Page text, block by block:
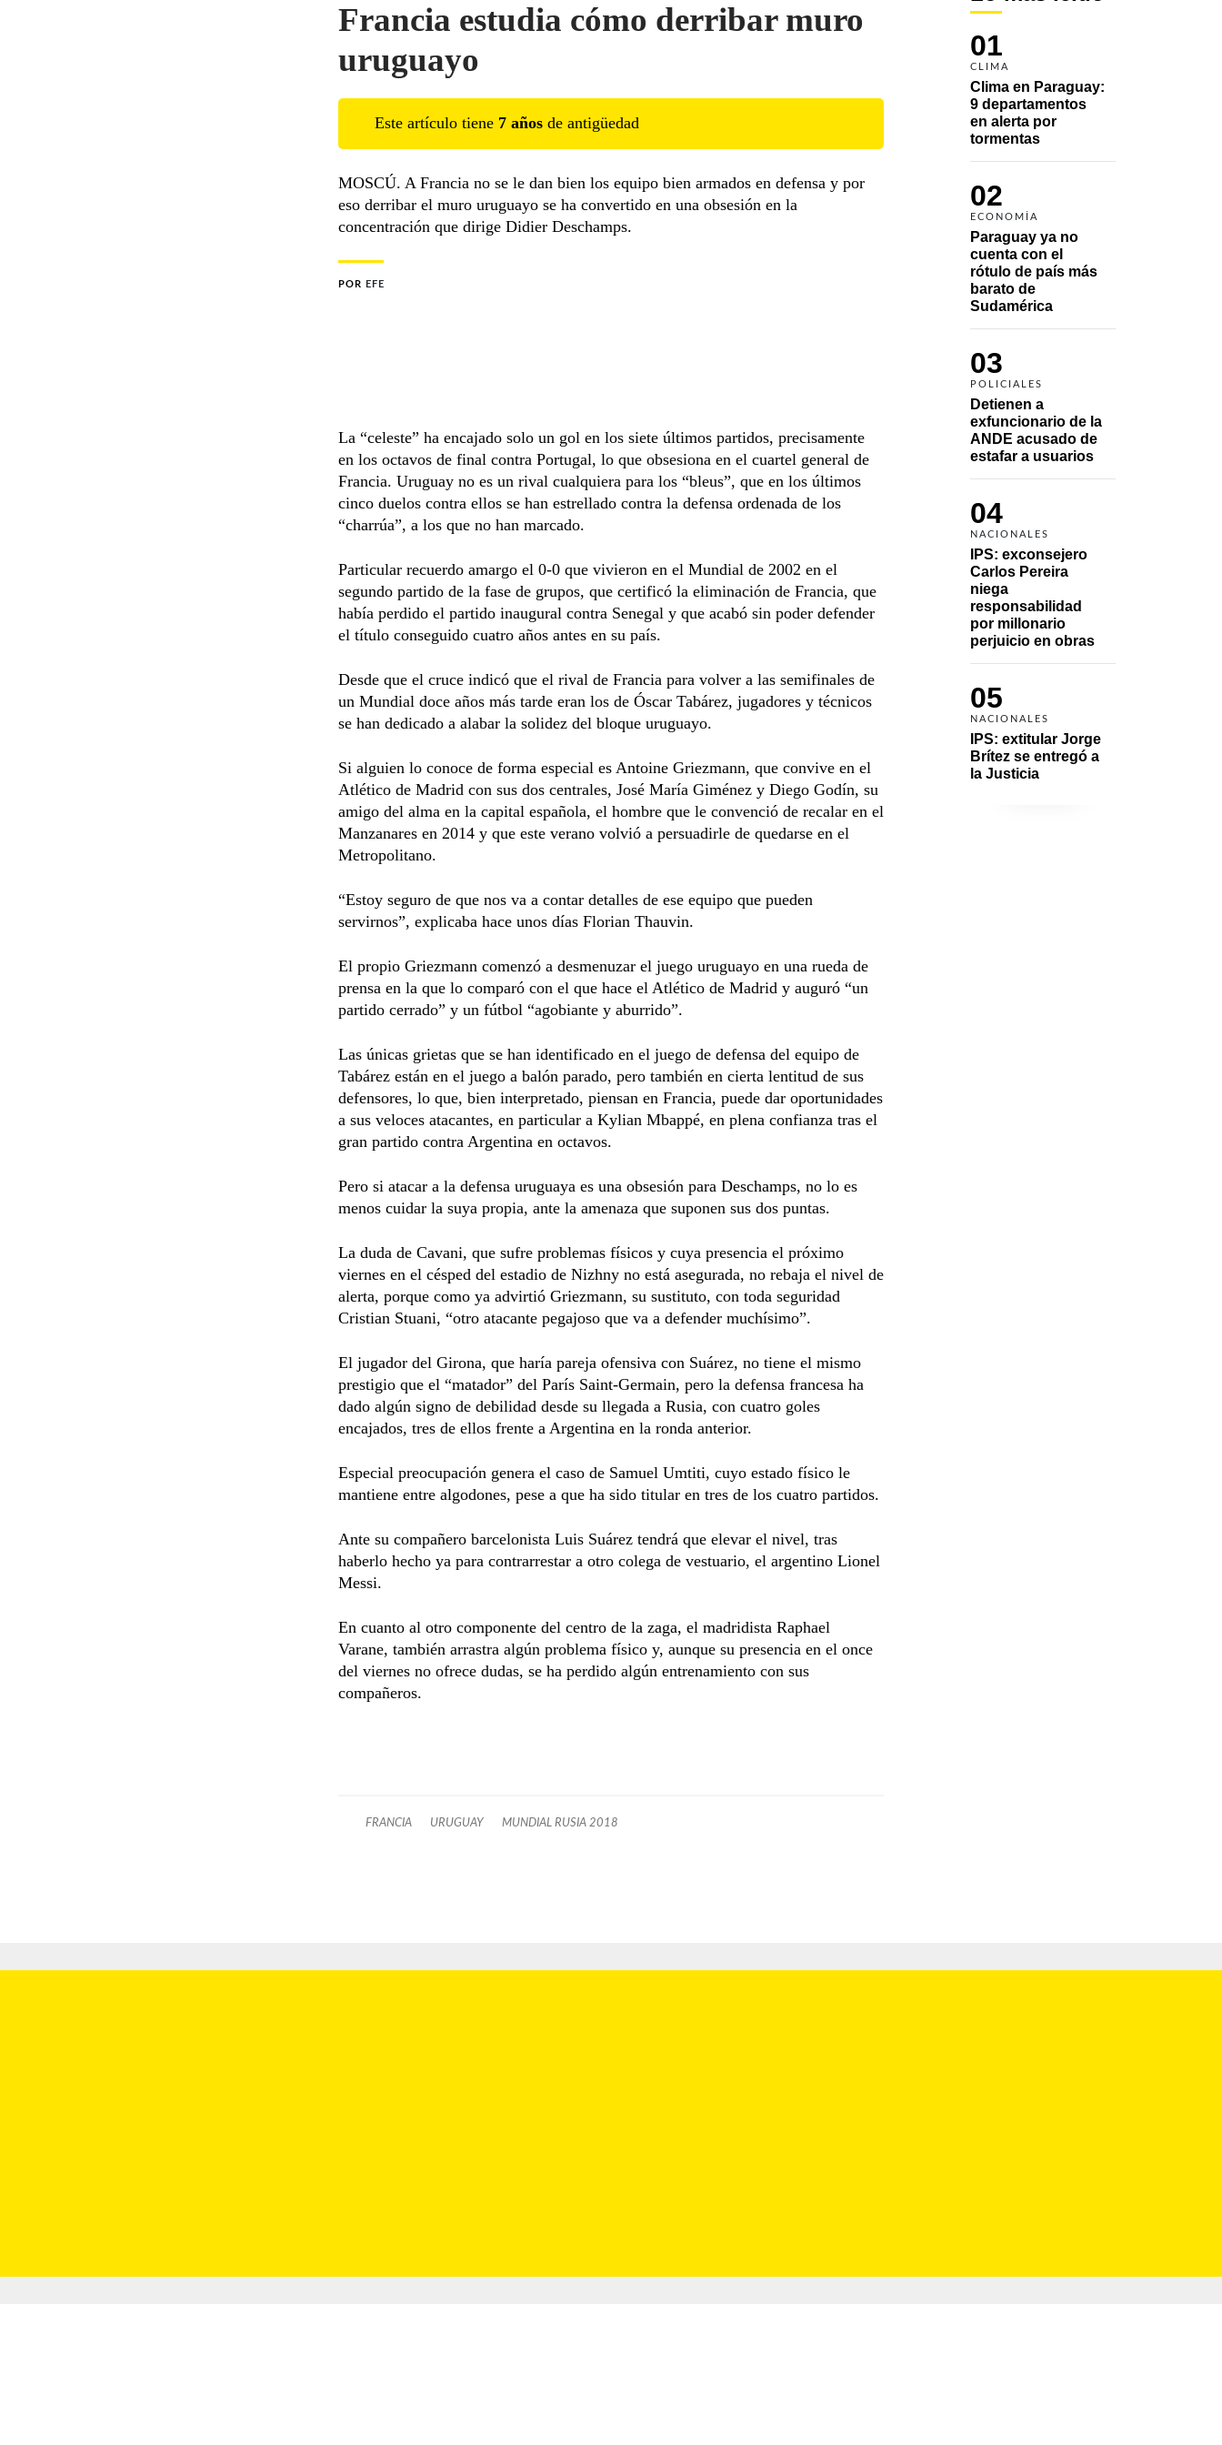
01
CLIMA
Clima en Paraguay:
9 departamentos
en alerta por
tormentas
02
ECONOMÍA
Paraguay ya no
cuenta con el
rótulo de país más
barato de
Sudamérica
03
POLICIALES
Detienen a
exfuncionario de la
ANDE acusado de
estafar a usuarios
04
NACIONALES
IPS: exconsejero
Carlos Pereira
niega
responsabilidad
por millonario
perjuicio en obras
05
NACIONALES
IPS: extitular Jorge
Brítez se entregó a
la Justicia
Francia estudia cómo derribar muro
uruguayo
Este artículo tiene 7 años de antigüedad
MOSCÚ. A Francia no se le dan bien los equipo bien armados en defensa y por
eso derribar el muro uruguayo se ha convertido en una obsesión en la
concentración que dirige Didier Deschamps.
POR EFE
La “celeste” ha encajado solo un gol en los siete últimos partidos, precisamente
en los octavos de final contra Portugal, lo que obsesiona en el cuartel general de
Francia. Uruguay no es un rival cualquiera para los “bleus”, que en los últimos
cinco duelos contra ellos se han estrellado contra la defensa ordenada de los
“charrúa”, a los que no han marcado.
Particular recuerdo amargo el 0-0 que vivieron en el Mundial de 2002 en el
segundo partido de la fase de grupos, que certificó la eliminación de Francia, que
había perdido el partido inaugural contra Senegal y que acabó sin poder defender
el título conseguido cuatro años antes en su país.
Desde que el cruce indicó que el rival de Francia para volver a las semifinales de
un Mundial doce años más tarde eran los de Óscar Tabárez, jugadores y técnicos
se han dedicado a alabar la solidez del bloque uruguayo.
Si alguien lo conoce de forma especial es Antoine Griezmann, que convive en el
Atlético de Madrid con sus dos centrales, José María Giménez y Diego Godín, su
amigo del alma en la capital española, el hombre que le convenció de recalar en el
Manzanares en 2014 y que este verano volvió a persuadirle de quedarse en el
Metropolitano.
“Estoy seguro de que nos va a contar detalles de ese equipo que pueden
servirnos”, explicaba hace unos días Florian Thauvin.
El propio Griezmann comenzó a desmenuzar el juego uruguayo en una rueda de
prensa en la que lo comparó con el que hace el Atlético de Madrid y auguró “un
partido cerrado” y un fútbol “agobiante y aburrido”.
Las únicas grietas que se han identificado en el juego de defensa del equipo de
Tabárez están en el juego a balón parado, pero también en cierta lentitud de sus
defensores, lo que, bien interpretado, piensan en Francia, puede dar oportunidades
a sus veloces atacantes, en particular a Kylian Mbappé, en plena confianza tras el
gran partido contra Argentina en octavos.
Pero si atacar a la defensa uruguaya es una obsesión para Deschamps, no lo es
menos cuidar la suya propia, ante la amenaza que suponen sus dos puntas.
La duda de Cavani, que sufre problemas físicos y cuya presencia el próximo
viernes en el césped del estadio de Nizhny no está asegurada, no rebaja el nivel de
alerta, porque como ya advirtió Griezmann, su sustituto, con toda seguridad
Cristian Stuani, “otro atacante pegajoso que va a defender muchísimo”.
El jugador del Girona, que haría pareja ofensiva con Suárez, no tiene el mismo
prestigio que el “matador” del París Saint-Germain, pero la defensa francesa ha
dado algún signo de debilidad desde su llegada a Rusia, con cuatro goles
encajados, tres de ellos frente a Argentina en la ronda anterior.
Especial preocupación genera el caso de Samuel Umtiti, cuyo estado físico le
mantiene entre algodones, pese a que ha sido titular en tres de los cuatro partidos.
Ante su compañero barcelonista Luis Suárez tendrá que elevar el nivel, tras
haberlo hecho ya para contrarrestar a otro colega de vestuario, el argentino Lionel
Messi.
En cuanto al otro componente del centro de la zaga, el madridista Raphael
Varane, también arrastra algún problema físico y, aunque su presencia en el once
del viernes no ofrece dudas, se ha perdido algún entrenamiento con sus
compañeros.
FRANCIA URUGUAY MUNDIAL RUSIA 2018